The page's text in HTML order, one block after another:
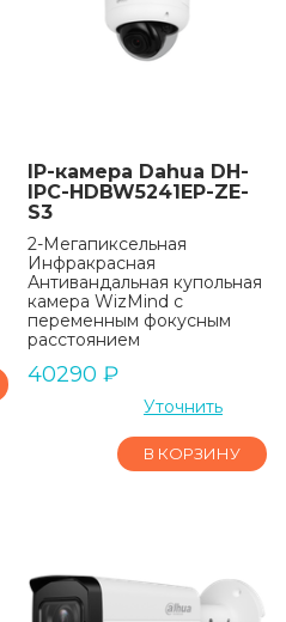
IP-камера Dahua DH-
IPC-HDBW5241EP-ZE-
S3
2-Мегапиксельная
Инфракрасная
Антивандальная купольная
камера WizMind с
переменным фокусным
расстоянием
40290 ₽
Уточнить
В КОРЗИНУ